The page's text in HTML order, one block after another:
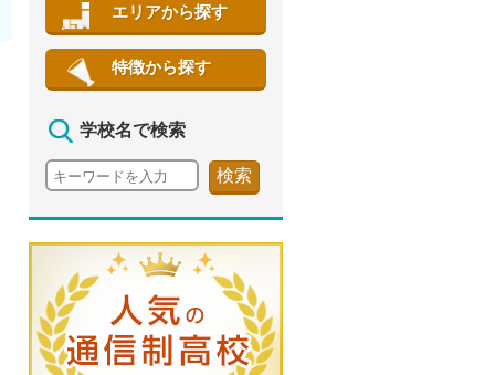
エリアから探す
特徴から探す
学校名で検索